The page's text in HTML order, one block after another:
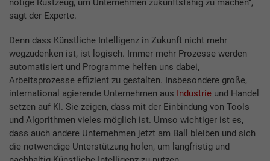
nötige Rüstzeug, um Unternehmen zukunftsfähig zu machen“,
sagt der Experte.
Denn dass Künstliche Intelligenz in Zukunft nicht mehr
wegzudenken ist, ist logisch. Immer mehr Prozesse werden
automatisiert und Programme helfen uns dabei,
Arbeitsprozesse effizient zu gestalten. Insbesondere große,
international agierende Unternehmen aus Industrie und Handel
setzen auf KI. Sie zeigen, dass mit der Einbindung von Tools
und Algorithmen vieles möglich ist. Umso wichtiger ist es,
dass auch andere Unternehmen jetzt am Ball bleiben und sich
die notwendige Unterstützung holen, um langfristig und